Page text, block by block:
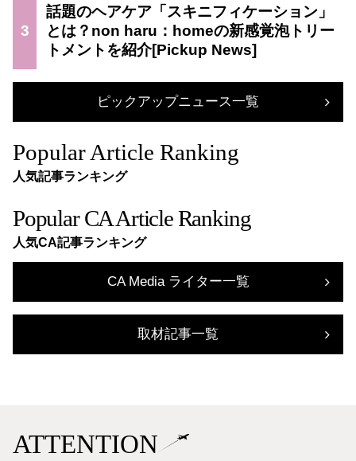
3
話題のヘアケア「スキニフィケーション」
とは？non haru：homeの新感覚泡トリー
トメントを紹介
ピックアップニュース一覧
Popular Article Ranking
人気記事ランキング
Popular CA Article Ranking
人気CA記事ランキング
CA Media ライター一覧
取材記事一覧
ATTENTION